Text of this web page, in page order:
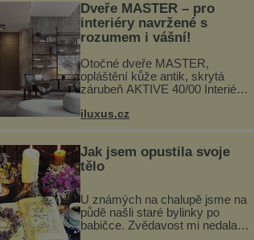
Dveře MASTER – pro
interiéry navržené s
rozumem i vášní!
Otočné dveře MASTER,
opláštění kůže antik, skrytá
zárubeň AKTIVE 40/00 Interiéry
vyžadují atypické rozměry nejen
nábytku, ale i otvorových prvků.
iluxus.cz
Jak jsem opustila svoje
tělo
U známých na chalupě jsme na
půdě našli staré bylinky po
babičce. Zvědavost mi nedala a